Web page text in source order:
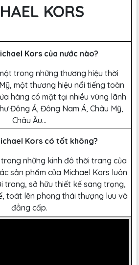
KORS
Kors của nước nào?
trong những thương hiệu thời
một thương hiệu nổi tiếng toàn
hàng có mặt tại nhiều vùng lãnh
Đông Á, Đông Nam Á, Châu Mỹ,
Châu Âu…
Kors có tốt không?
những kinh đô thời trang của
sản phẩm của Michael Kors luôn
trang, sở hữu thiết kế sang trọng,
toát lên phong thái thượng lưu và
đẳng cấp.